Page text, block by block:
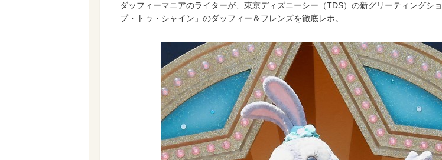
ダッフィーマニアのライターが、東京ディズニーシー（TDS）の新グリーティングシ
プ・トゥ・シャイン」のダッフィー＆フレンズを徹底レポ。